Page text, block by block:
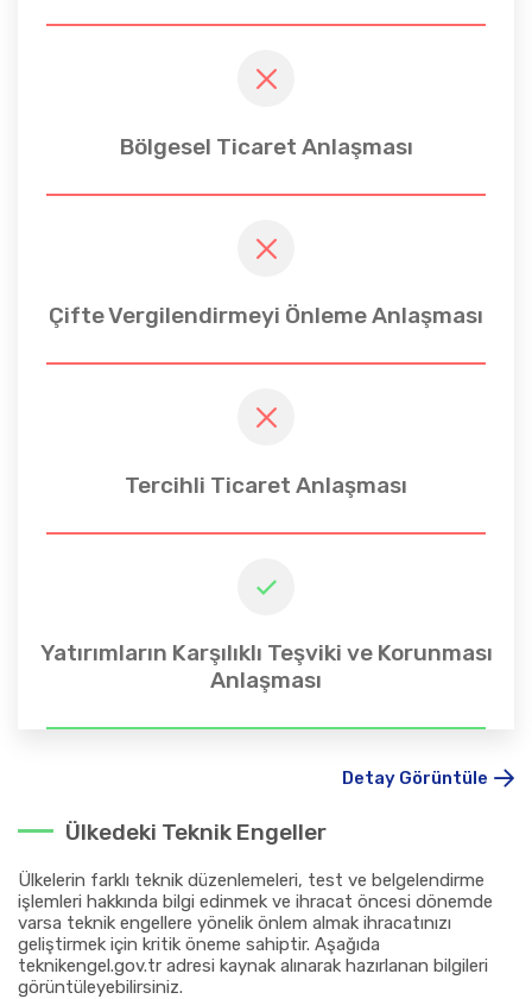
Bölgesel Ticaret Anlaşması
Çifte Vergilendirmeyi Önleme Anlaşması
Tercihli Ticaret Anlaşması
Yatırımların Karşılıklı Teşviki ve Korunması
Anlaşması
Detay Görüntüle
Ülkedeki Teknik Engeller
Ülkelerin farklı teknik düzenlemeleri, test ve belgelendirme
işlemleri hakkında bilgi edinmek ve ihracat öncesi dönemde
varsa teknik engellere yönelik önlem almak ihracatınızı
geliştirmek için kritik öneme sahiptir. Aşağıda
teknikengel.gov.tr adresi kaynak alınarak hazırlanan bilgileri
görüntüleyebilirsiniz.